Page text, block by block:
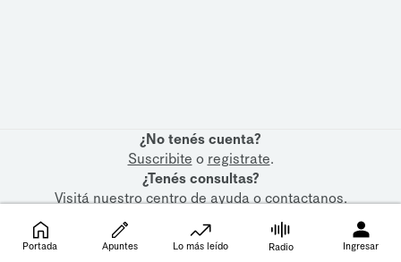
¿No tenés cuenta?
Suscribite o registrate.
¿Tenés consultas?
Visitá nuestrocentro de ayudaocontactanos.
Portada Apuntes Lo más leído Radio Ingresar